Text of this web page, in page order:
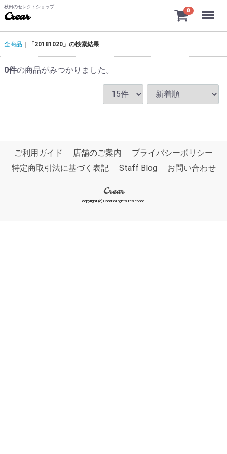
秋田のセレクトショップ
Crear
0 Menu
全商品 「20181020」の検索結果
0件の商品がみつかりました。
ご利用ガイド 店舗のご案内
プライバシーポリシー
特定商取引法に基づく表記
Staff Blog お問い合わせ
Crear
copyright (c) Crear all rights reserved.